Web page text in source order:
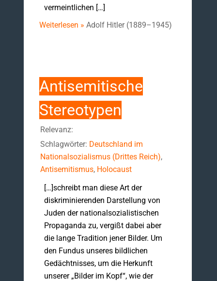
vermeintlichen […]
Weiterlesen » Adolf Hitler (1889–1945)
Antisemitische
Stereotypen
Relevanz:
Schlagwörter: Deutschland im
Nationalsozialismus (Drittes Reich),
Antisemitismus, Holocaust
[…]schreibt man diese Art der
diskriminierenden Darstellung von
Juden der nationalsozialistischen
Propaganda zu, vergißt dabei aber
die lange Tradition jener Bilder. Um
den Fundus unseres bildlichen
Gedächtnisses, um die Herkunft
unserer „Bilder im Kopf“, wie der